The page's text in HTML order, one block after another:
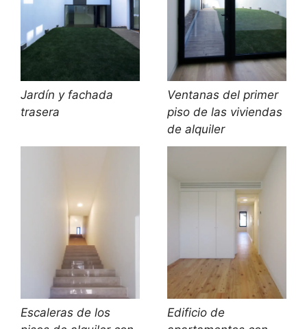
Jardín y fachada
trasera
Ventanas del primer
piso de las viviendas
de alquiler
Escaleras de los
Edificio de